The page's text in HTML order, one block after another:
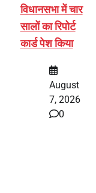
विधानसभा में चार
सालों का रिपोर्ट
कार्ड पेश किया
August
7, 2026
0